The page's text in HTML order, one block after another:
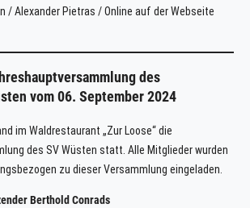
/ Alexander Pietras / Online auf der Webseite
des
vom 06. September 2024
im Waldrestaurant „Zur Loose“ die
des SV Wüsten statt. Alle Mitglieder wurden
zu dieser Versammlung eingeladen.
Berthold Conrads